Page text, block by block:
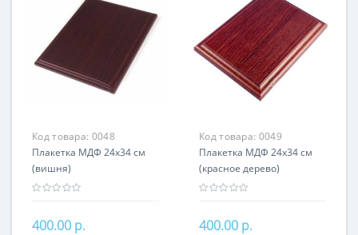
Код товара: 0048
Плакетка МДФ 24х34 см
(вишня)
400.00 р.
Код товара: 0049
Плакетка МДФ 24х34 см
(красное дерево)
400.00 р.